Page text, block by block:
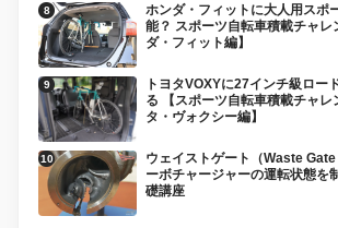
ホンダ・フィットに大人用スポ
能？ スポーツ自転車積載チャレ
ダ・フィット編】
トヨタVOXYに27インチ級ロー
る 【スポーツ自転車積載チャレ
タ・ヴォクシー編】
ウェイストゲート（Waste
ーボチャージャーの運転状態を
礎講座